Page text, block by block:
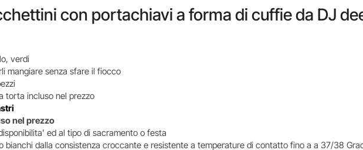
con portachiavi a forma di cuffie da DJ
verdi
mangiare senza sfare il fiocco
torta incluso nel prezzo
nel prezzo
ed al tipo di sacramento o festa
bianchi dalla consistenza croccante e resistente a temperature di contatto fino a a 37/38